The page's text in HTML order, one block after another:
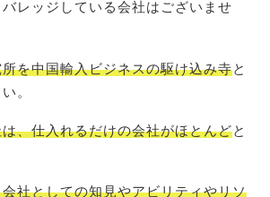
レッジしている会社はございませ
を中国輸入ビジネスの駆け込み寺と
。
、仕入れるだけの会社がほとんどと
社としての知見やアビリティやリソ